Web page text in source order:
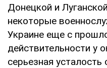
Донецкой и
некоторые
Украине еще с
действительности у
серьезная